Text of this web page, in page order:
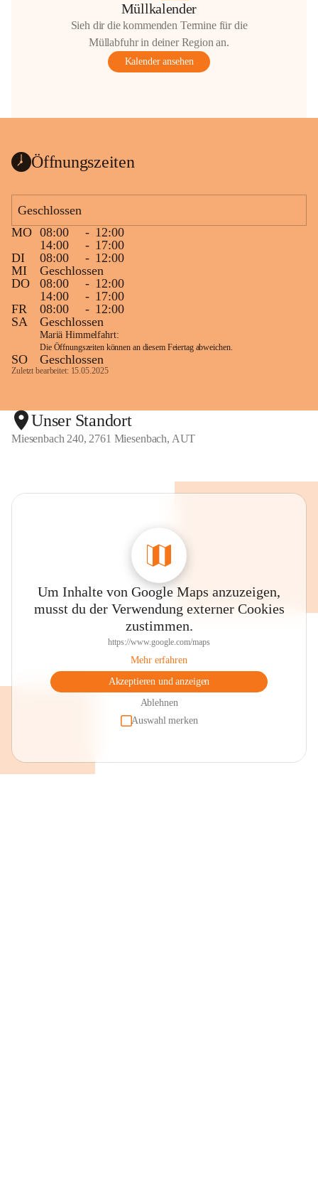
Müllkalender
Sieh dir die kommenden Termine für die
Müllabfuhr in deiner Region an.
Kalender ansehen
Öffnungszeiten
Geschlossen
MO 08:00 - 12:00
14:00
- 17:00
DI
08:00 - 12:00
MI
Geschlossen
DO
08:00 - 12:00
14:00
- 17:00
FR
08:00 - 12:00
SA
Geschlossen
Mariä Himmelfahrt:
Die Öffnungszeiten können an diesem Feiertag abweichen.
SO Geschlossen
Zuletzt bearbeitet: 15.05.2025
Unser Standort
Miesenbach 240, 2761 Miesenbach, AUT
Um Inhalte von Google Maps anzuzeigen,
musst du der Verwendung externer Cookies
zustimmen.
https://www.google.com/maps
Mehr erfahren
Akzeptieren und anzeigen
Ablehnen
Auswahl merken